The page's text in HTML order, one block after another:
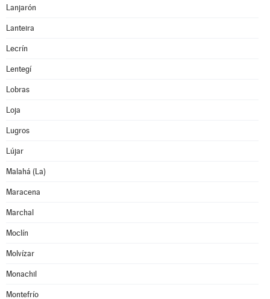
Lanjarón
Lanteira
Lecrín
Lentegí
Lobras
Loja
Lugros
Lújar
Malahá (La)
Maracena
Marchal
Moclín
Molvízar
Monachil
Montefrío